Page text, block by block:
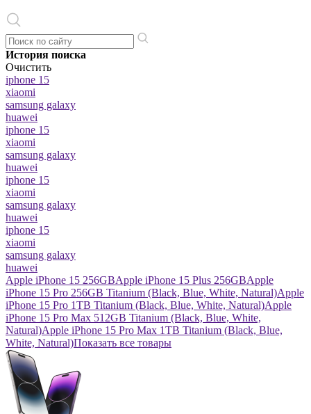
История поиска
Очистить
iphone 15
xiaomi
samsung galaxy
huawei
iphone 15
xiaomi
samsung galaxy
huawei
iphone 15
xiaomi
samsung galaxy
huawei
iphone 15
xiaomi
samsung galaxy
huawei
Apple iPhone 15 256GBApple iPhone 15 Plus 256GBApple
iPhone 15 Pro 256GB Titanium (Black, Blue, White, Natural)Apple
iPhone 15 Pro 1TB Titanium (Black, Blue, White, Natural)Apple
iPhone 15 Pro Max 512GB Titanium (Black, Blue, White,
Natural)Apple iPhone 15 Pro Max 1TB Titanium (Black, Blue,
White, Natural)Показать все товары